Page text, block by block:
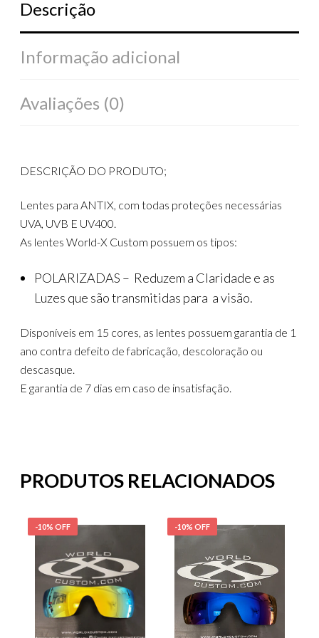
Descrição
Informação adicional
Avaliações (0)
DESCRIÇÃO DO PRODUTO;
Lentes para ANTIX, com todas proteções necessárias
UVA, UVB E UV400.
As lentes World-X Custom possuem os tipos:
POLARIZADAS – Reduzem a Claridade e as
Luzes que são transmitidas para a visão.
Disponíveis em 15 cores, as lentes possuem garantia de 1
ano contra defeito de fabricação, descoloração ou
descasque.
E garantia de 7 dias em caso de insatisfação.
PRODUTOS RELACIONADOS
-10% OFF -10% OFF